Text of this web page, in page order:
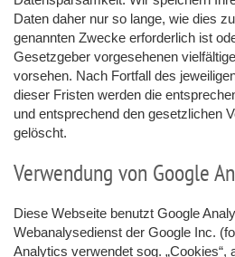
Daten daher nur so lange, wie dies
genannten Zwecke erforderlich ist
Gesetzgeber vorgesehenen
vorsehen. Nach Fortfall des
dieser Fristen werden die
und entsprechend den gesetzlichen
gelöscht.
Verwendung von Google
Diese Webseite benutzt Google
Webanalysedienst der Google Inc.
Analytics verwendet sog. „Cookies“,